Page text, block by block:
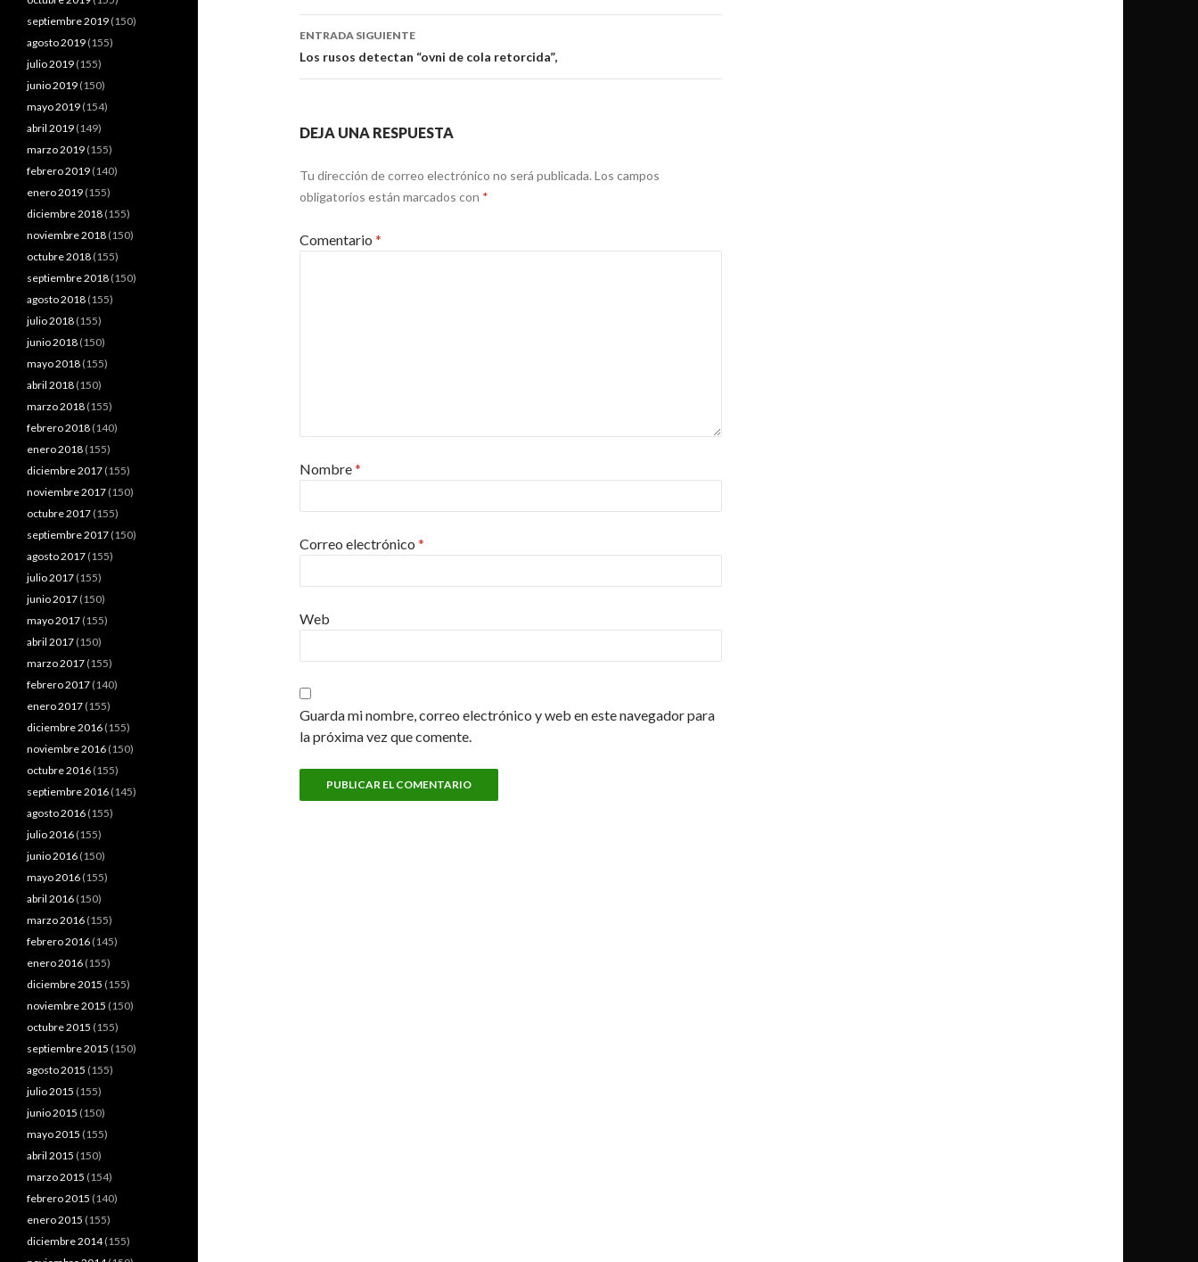
entradas
ENTRADA SIGUIENTE
Los rusos detectan “ovni de cola retorcida”,
DEJA UNA RESPUESTA
Tu dirección de correo electrónico no será publicada. Los campos
obligatorios están marcados con *
Comentario *
Nombre*
Correo electrónico *
Web
Guarda mi nombre, correo electrónico y web en este navegador para
la próxima vez que comente.
septiembre 2019 (150)
agosto 2019 (155)
julio 2019 (155)
junio 2019 (150)
mayo 2019 (154)
abril 2019 (149)
marzo 2019 (155)
febrero 2019 (140)
enero 2019 (155)
diciembre 2018 (155)
noviembre 2018 (150)
octubre 2018 (155)
septiembre 2018 (150)
agosto 2018 (155)
julio 2018 (155)
junio 2018 (150)
mayo 2018 (155)
abril 2018 (150)
marzo 2018 (155)
febrero 2018 (140)
enero 2018 (155)
diciembre 2017 (155)
noviembre 2017 (150)
octubre 2017 (155)
septiembre 2017 (150)
agosto 2017 (155)
julio 2017 (155)
junio 2017 (150)
mayo 2017 (155)
abril 2017 (150)
marzo 2017 (155)
febrero 2017 (140)
enero 2017 (155)
diciembre 2016 (155)
noviembre 2016 (150)
octubre 2016 (155)
septiembre 2016 (145)
agosto 2016 (155)
julio 2016 (155)
junio 2016 (150)
mayo 2016 (155)
abril 2016 (150)
marzo 2016 (155)
febrero 2016 (145)
enero 2016 (155)
diciembre 2015 (155)
noviembre 2015 (150)
octubre 2015 (155)
septiembre 2015 (150)
agosto 2015 (155)
julio 2015 (155)
junio 2015 (150)
mayo 2015 (155)
abril 2015 (150)
marzo 2015 (154)
febrero 2015 (140)
enero 2015 (155)
diciembre 2014(155)